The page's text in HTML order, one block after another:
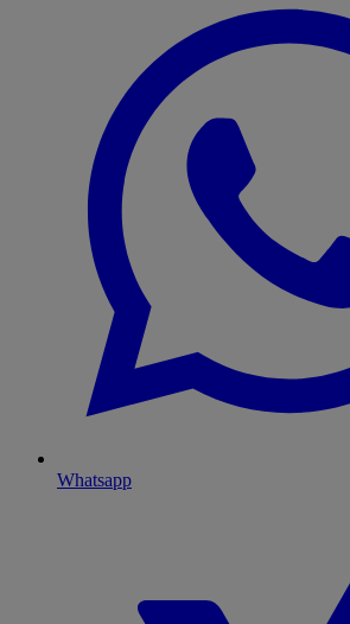
Whatsapp